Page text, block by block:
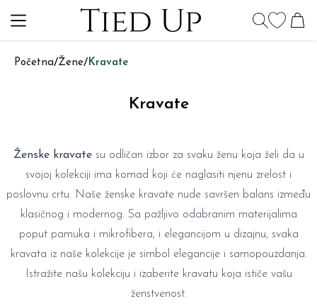
Početna/Žene/Kravate
Kravate
Ženske kravatesu odličan izbor za svaku ženu koja želi da u
svojoj kolekciji ima komad koji će naglasiti njenu zrelost i
poslovnu crtu. Naše ženske kravate nude savršen balans između
klasičnog i modernog. Sa pažljivo odabranim materijalima
poput pamuka i mikrofibera, i elegancijom u dizajnu, svaka
kravata iz naše kolekcije je simbol elegancije i samopouzdanja.
Istražite našu kolekciju i izaberite kravatu koja ističe vašu
ženstvenost.